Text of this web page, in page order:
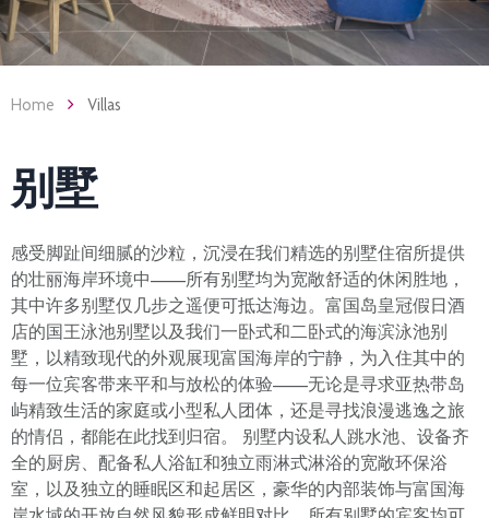
Home Villas
别墅
感受脚趾间细腻的沙粒，沉浸在我们精选的别墅住宿所提供
的壮丽海岸环境中——所有别墅均为宽敞舒适的休闲胜地，
其中许多别墅仅几步之遥便可抵达海边。富国岛皇冠假日酒
店的国王泳池别墅以及我们一卧式和二卧式的海滨泳池别
墅，以精致现代的外观展现富国海岸的宁静，为入住其中的
每一位宾客带来平和与放松的体验——无论是寻求亚热带岛
屿精致生活的家庭或小型私人团体，还是寻找浪漫逃逸之旅
的情侣，都能在此找到归宿。 别墅内设私人跳水池、设备齐
全的厨房、配备私人浴缸和独立雨淋式淋浴的宽敞环保浴
室，以及独立的睡眠区和起居区，豪华的内部装饰与富国海